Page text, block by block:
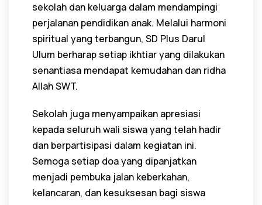
sekolah dan keluarga dalam mendampingi
perjalanan pendidikan anak. Melalui harmoni
spiritual yang terbangun, SD Plus Darul
Ulum berharap setiap ikhtiar yang dilakukan
senantiasa mendapat kemudahan dan ridha
Allah SWT.
Sekolah juga menyampaikan apresiasi
kepada seluruh wali siswa yang telah hadir
dan berpartisipasi dalam kegiatan ini.
Semoga setiap doa yang dipanjatkan
menjadi pembuka jalan keberkahan,
kelancaran, dan kesuksesan bagi siswa